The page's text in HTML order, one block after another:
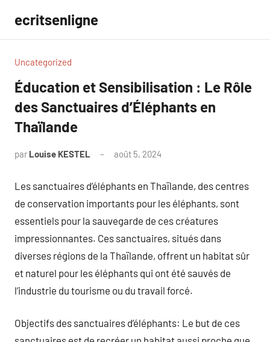
contenu
ecritsenligne
Uncategorized
Éducation et Sensibilisation : Le Rôle
des Sanctuaires d’Éléphants en
Thaïlande
par Louise KESTEL août 5, 2024
Les sanctuaires d’éléphants en Thaïlande, des centres
de conservation importants pour les éléphants, sont
essentiels pour la sauvegarde de ces créatures
impressionnantes. Ces sanctuaires, situés dans
diverses régions de la Thaïlande, offrent un habitat sûr
et naturel pour les éléphants qui ont été sauvés de
l’industrie du tourisme ou du travail forcé.
Objectifs des sanctuaires d’éléphants: Le but de ces